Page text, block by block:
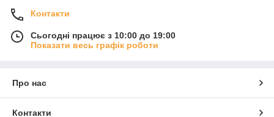
Контакти
Сьогодні працює з 10:00 до 19:00
Показати весь графік роботи
Про нас
Контакти